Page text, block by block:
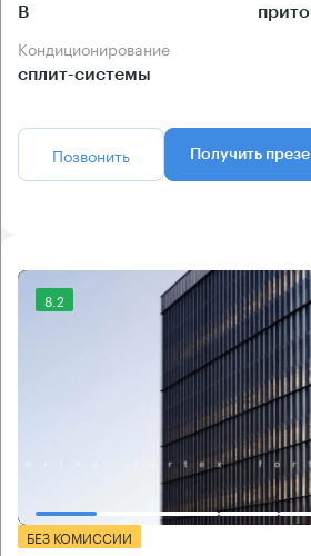
B
Кондиционирование
сплит-системы
Позвонить Получить
8.2
БЕЗ КОМИССИИ